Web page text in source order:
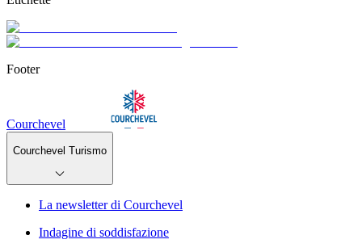
Footer
Courchevel
Courchevel Turismo
La newsletter di Courchevel
Indagine di soddisfazione